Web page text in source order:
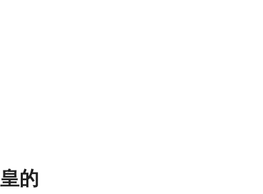
的